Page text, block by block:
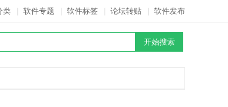
类 软件专题 软件标签 论坛转贴 软件发布